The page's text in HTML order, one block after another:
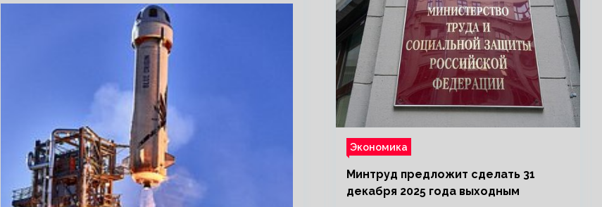
Экономика
Минтруд предложит сделать 31
декабря 2025 года выходным